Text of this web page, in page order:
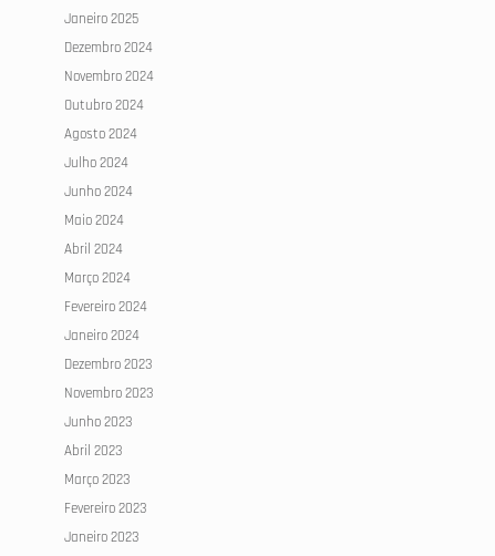
Janeiro 2025
Dezembro 2024
Novembro 2024
Outubro 2024
Agosto 2024
Julho 2024
Junho 2024
Maio 2024
Abril 2024
Março 2024
Fevereiro 2024
Janeiro 2024
Dezembro 2023
Novembro 2023
Junho 2023
Abril 2023
Março 2023
Fevereiro 2023
Janeiro 2023